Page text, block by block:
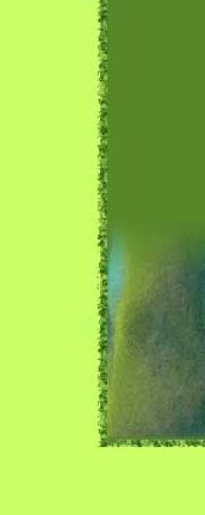
Warning
:
instead in
/home/
content/themes/